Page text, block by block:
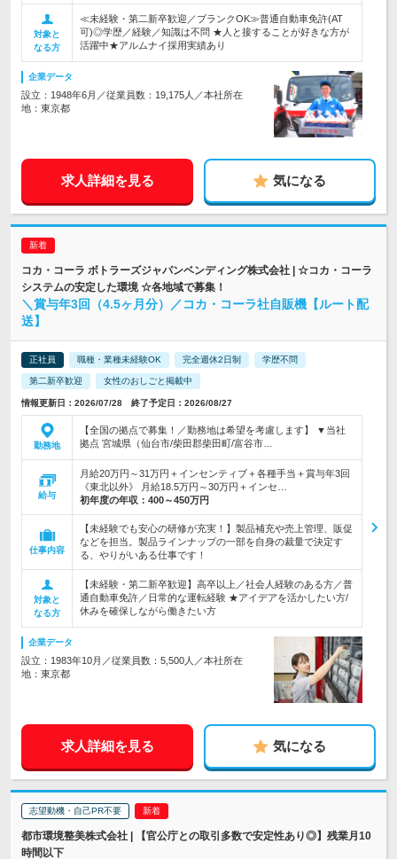
対象と
なる方
≪未経験・第二新卒歓迎／ブランクOK≫普通自動車免許(AT
可)◎学歴／経験／知識は不問 ★人と接することが好きな方が
活躍中★アルムナイ採用実績あり
企業データ
設立：1948年6月／従業員数：19,175人／本社所在
地：東京都
求人詳細を見る 気になる
コカ・コーラ ボトラーズジャパンベンディング株式会社 | ☆コカ・コーラ
システムの安定した環境 ☆各地域で募集！
＼賞与年3回（4.5ヶ月分）／コカ・コーラ社自販機【ルート配
送】
正社員 職種・業種未経験OK 完全週休2日制 学歴不問
第二新卒歓迎 女性のおしごと掲載中
情報更新日：2026/07/28 終了予定日：2026/08/27
勤務地
【全国の拠点で募集！／勤務地は希望を考慮します】 ▼当社
拠点 宮城県（仙台市/柴田郡柴田町/富谷市…
給与
月給20万円～31万円＋インセンティブ＋各種手当＋賞与年3回
《東北以外》 月給18.5万円～30万円＋インセ…
初年度の年収： 400～450万円
仕事内容
【未経験でも安心の研修が充実！】製品補充や売上管理、販促
などを担当。製品ラインナップの一部を自身の裁量で決定す
る、やりがいある仕事です！
対象と
なる方
【未経験・第二新卒歓迎】高卒以上／社会人経験のある方／普
通自動車免許／日常的な運転経験 ★アイデアを活かしたい方/
休みを確保しながら働きたい方
企業データ
設立：1983年10月／従業員数：5,500人／本社所在
地：東京都
求人詳細を見る 気になる
志望動機・自己PR不要
都市環境整美株式会社 | 【官公庁との取引多数で安定性あり◎】残業月10
時間以下